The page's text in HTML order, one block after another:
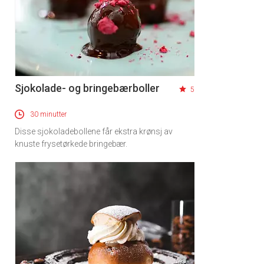
Sjokolade- og bringebærboller 5
30 minutter
Disse sjokoladebollene får ekstra krønsj av
knuste frysetørkede bringebær.